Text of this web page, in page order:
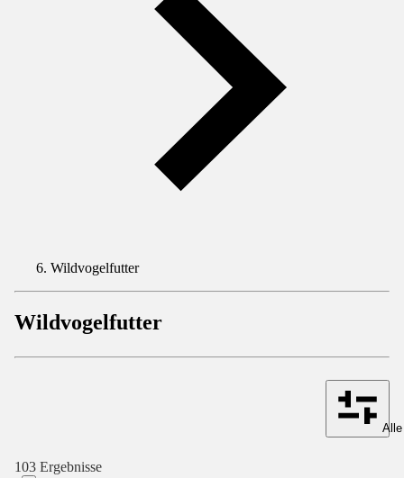
Wildvogelfutter
Wildvogelfutter
103 Ergebnisse